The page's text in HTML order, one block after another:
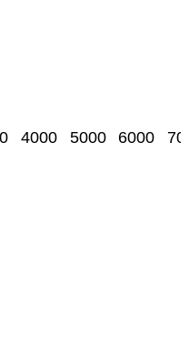
4000 5000 6000